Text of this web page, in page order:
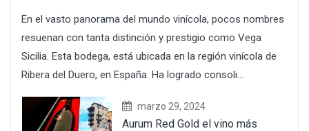
En el vasto panorama del mundo vinícola, pocos nombres
resuenan con tanta distinción y prestigio como Vega
Sicilia. Esta bodega, está ubicada en la región vinícola de
Ribera del Duero, en España. Ha logrado consoli...
marzo 29, 2024
Aurum Red Gold el vino más